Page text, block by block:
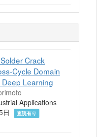
Crack
Cycle Domain
Learning
Applications
日
査読有り